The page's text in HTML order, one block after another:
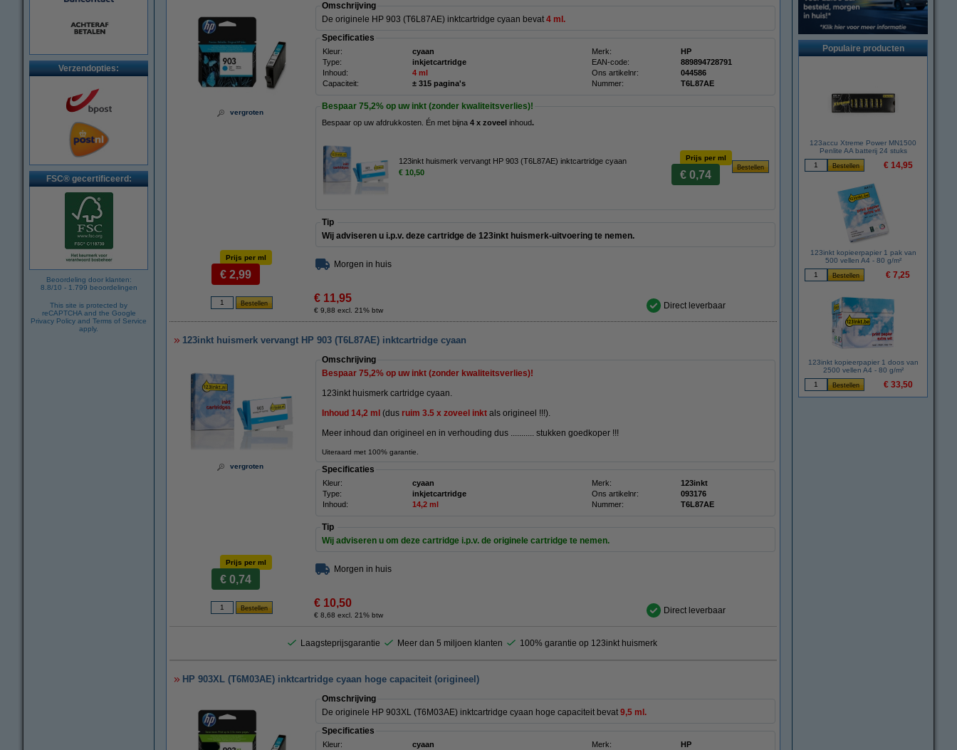
Verzendopties:
FSC® gecertificeerd:
Beoordeling door klanten:
8.8/10 - 1.799 beoordelingen
This site is protected by
reCAPTCHA and the Google
Privacy Policy and Terms of Service
apply.
vergroten
Omschrijving
De originele HP 903 (T6L87AE) inktcartridge cyaan bevat 4 ml.
Specificaties
Kleur: cyaan Merk:
HP
Type:
inkjetcartridge EAN-code:
889894728791
Inhoud:
4 ml Ons artikelnr:
044586
Capaciteit:
± 315 pagina's Nummer: T6L87AE
Bespaar 75,2% op uw inkt (zonder kwaliteitsverlies)!
Bespaar op uw afdrukkosten. Én met bijna 4 x zoveel inhoud.
123inkt huismerk vervangt HP 903 (T6L87AE) inktcartridge cyaan
€ 10,50
Prijs per ml
€ 0,74
Tip
Wij adviseren u i.p.v. deze cartridge de 123inkt huismerk-uitvoering te nemen.
Prijs per ml
€ 2,99
Morgen in huis
€ 11,95
€ 9,88 excl. 21% btw Direct leverbaar
123inkt huismerk vervangt HP 903 (T6L87AE) inktcartridge cyaan
vergroten
Omschrijving
Bespaar 75,2% op uw inkt (zonder kwaliteitsverlies)!
123inkt huismerk cartridge cyaan.
Inhoud 14,2 ml (dus ruim 3.5 x zoveel inkt als origineel !!!).
Meer inhoud dan origineel en in verhouding dus ........... stukken goedkoper !!!
Uiteraard met 100% garantie.
Specificaties
Kleur: cyaan Merk:
123inkt
Type:
inkjetcartridge Ons artikelnr:
093176
Inhoud:
14,2 ml Nummer: T6L87AE
Tip
Wij adviseren u om deze cartridge i.p.v. de originele cartridge te nemen.
Prijs per ml
€ 0,74
Morgen in huis
€ 10,50
€ 8,68 excl. 21% btw Direct leverbaar
Laagsteprijsgarantie Meer dan 5 miljoen klanten 100% garantie op 123inkt huismerk
HP 903XL (T6M03AE) inktcartridge cyaan hoge capaciteit (origineel)
Omschrijving
De originele HP 903XL (T6M03AE) inktcartridge cyaan hoge capaciteit bevat 9,5 ml.
Specificaties
Kleur: cyaan Merk:
HP
Populaire producten
123accu Xtreme Power MN1500
Penlite AA batterij 24 stuks
€ 14,95
123inkt kopieerpapier 1 pak van
500 vellen A4 - 80 g/m²
€ 7,25
123inkt kopieerpapier 1 doos van
2500 vellen A4 - 80 g/m²
€ 33,50